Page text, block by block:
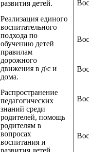
развития детей.
Реализация единого
воспитательного
подхода по
обучению детей
правилам
дорожного
движения в д\с и
дома.
Распространение
педагогических
знаний среди
родителей, помощь
родителям в
вопросах
воспитания и
развития детей.